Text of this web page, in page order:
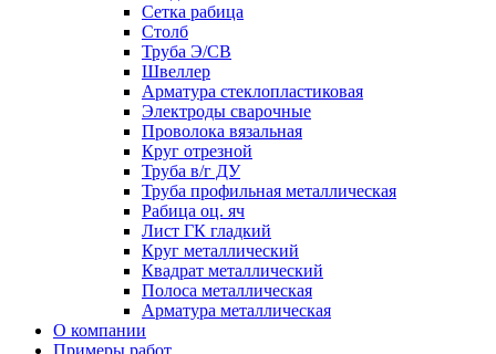
Сетка рабица
Столб
Труба Э/СВ
Швеллер
Арматура стеклопластиковая
Электроды сварочные
Проволока вязальная
Круг отрезной
Труба в/г ДУ
Труба профильная металлическая
Рабица оц. яч
Лист ГК гладкий
Круг металлический
Квадрат металлический
Полоса металлическая
Арматура металлическая
О компании
Примеры работ